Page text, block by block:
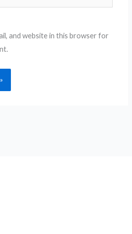
and website in this browser for